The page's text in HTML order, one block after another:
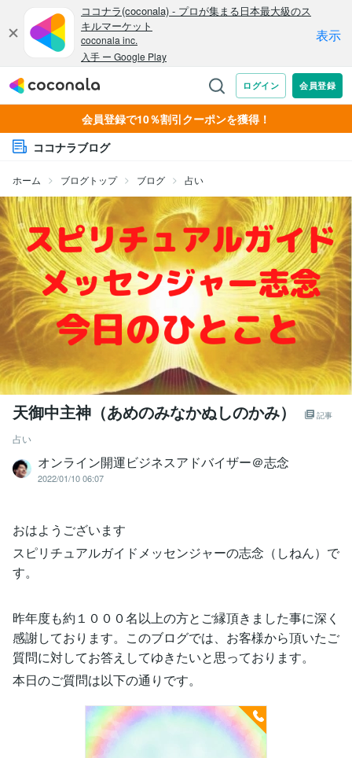
会員登録で10％割引クーポンを獲得！
ココナラブログ
ホーム ブログトップ ブログ 占い
天御中主神（あめのみなかぬしのかみ） 記事
占い
オンライン開運ビジネスアドバイザー＠志念
2022/01/10 06:07
おはようございます
スピリチュアルガイドメッセンジャーの志念（しねん）で
す。
昨年度も約１０００名以上の方とご縁頂きました事に深く
感謝しております。このブログでは、お客様から頂いたご
質問に対してお答えしてゆきたいと思っております。
本日のご質問は以下の通りです。